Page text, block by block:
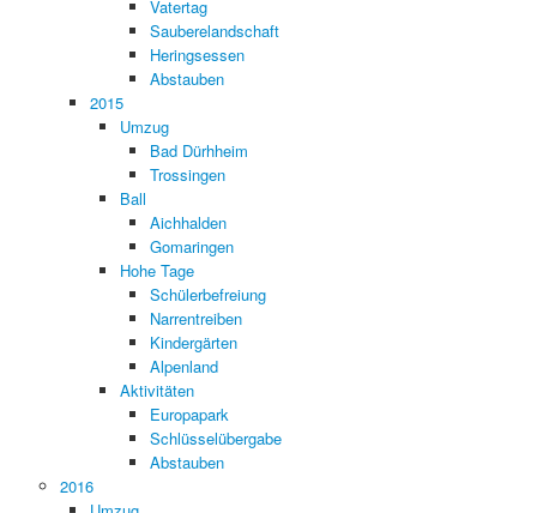
Vatertag
Sauberelandschaft
Heringsessen
Abstauben
2015
Umzug
Bad Dürhheim
Trossingen
Ball
Aichhalden
Gomaringen
Hohe Tage
Schülerbefreiung
Narrentreiben
Kindergärten
Alpenland
Aktivitäten
Europapark
Schlüsselübergabe
Abstauben
2016